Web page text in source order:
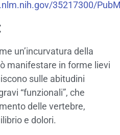
35217300/
un’incurvatura della
manifestare in forme lievi
sulle abitudini
“funzionali”, che
delle vertebre,
e dolori.